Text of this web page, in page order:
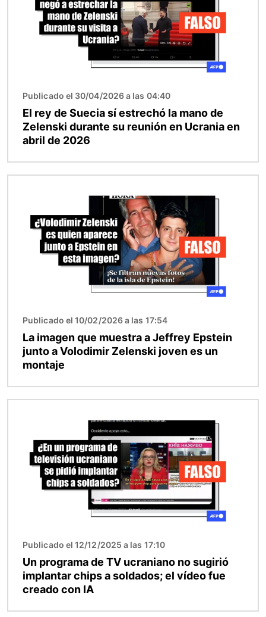
Publicado el 30/04/2026 a las 04:40
El rey de Suecia sí estrechó la mano de
Zelenski durante su reunión en Ucrania en
abril de 2026
Publicado el 10/02/2026 a las 17:54
La imagen que muestra a Jeffrey Epstein
junto a Volodimir Zelenski joven es un
montaje
Publicado el 12/12/2025 a las 17:10
Un programa de TV ucraniano no sugirió
implantar chips a soldados; el vídeo fue
creado con IA